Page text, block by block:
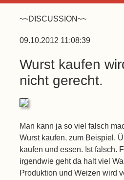
~~DISCUSSION~~
09.10.2012 11:08:39
Wurst kaufen
nicht gerecht.
Man kann ja so viel falsch
Wurst kaufen, zum Beispiel.
kaufen und essen. Ist falsch.
irgendwie geht da halt viel
Produktion und Weizen wird